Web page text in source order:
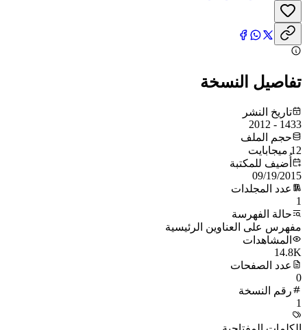
تفاصيل النسخة
تاريخ النشر
1433 - 2012
حجم الملف
12 ميجابايت
أُضيف للمكتبة
09/19/2015
عدد المجلدات
1
حالة الفهرسة
مفهرس على العناوين الرئيسية
المشاهدات
14.8K
عدد الصفحات
0
رقم النسخة
1